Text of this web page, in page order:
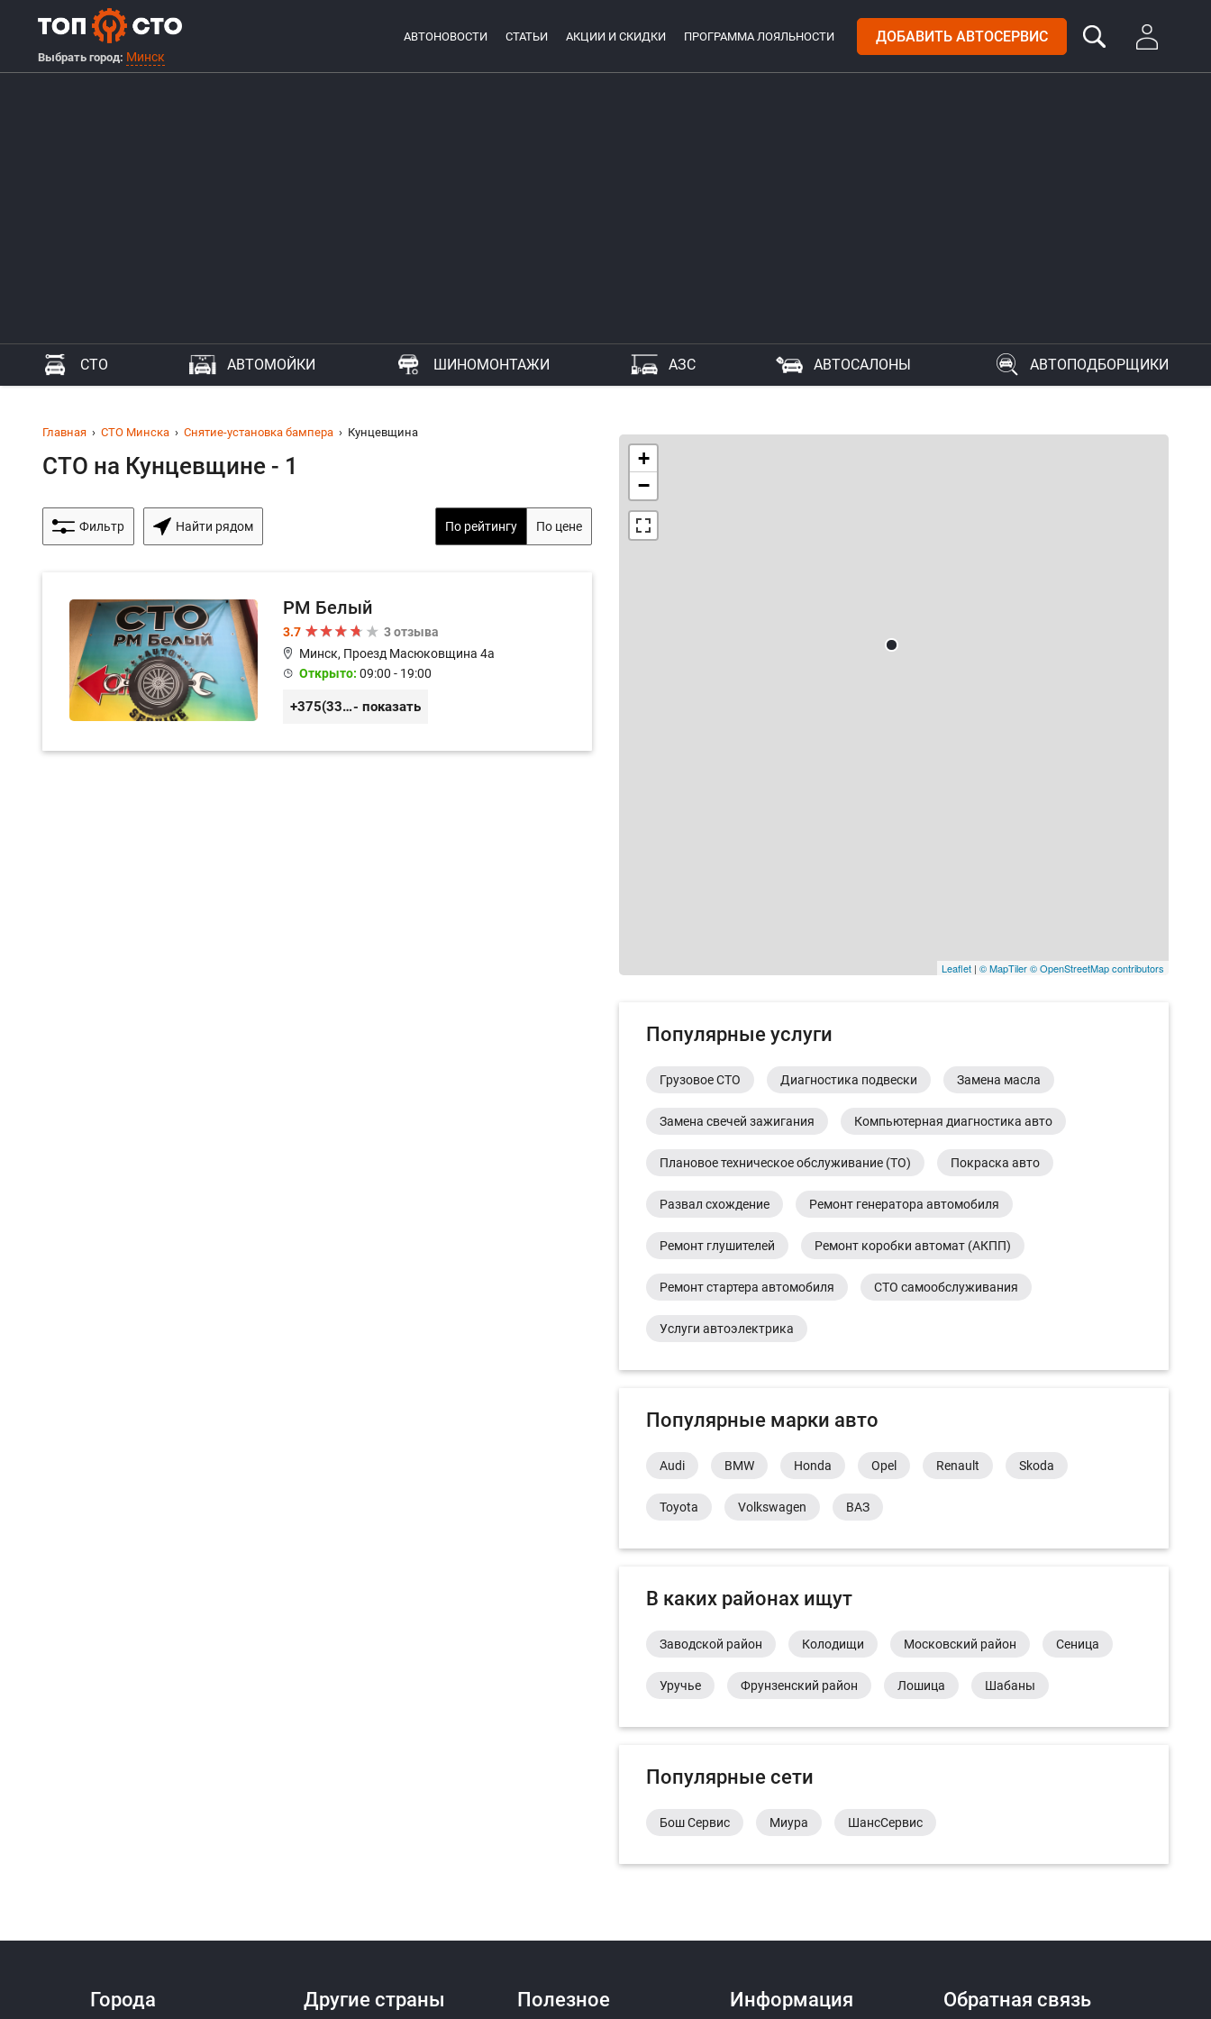
Выбрать город: Минск
АВТОНОВОСТИ СТАТЬИ АКЦИИ И СКИДКИ ПРОГРАММА ЛОЯЛЬНОСТИ ДОБАВИТЬ АВТОСЕРВИС
СТО АВТОМОЙКИ ШИНОМОНТАЖИ АЗС АВТОСАЛОНЫ АВТОПОДБОРЩИКИ
Главная СТО Минска Снятие-установка бампера Кунцевщина
СТО на Кунцевщине - 1
Фильтр Найти рядом По рейтингу По цене
РМ Белый
3.7
3 отзыва
Минск, Проезд Масюковщина 4а
Открыто: 09:00 - 19:00
+375(33)3-300-200- показать
+
−
Leaflet | © MapTiler© OpenStreetMap contributors
Популярные услуги
Грузовое СТО Диагностика подвески Замена масла
Замена свечей зажигания Компьютерная диагностика авто
Плановое техническое обслуживание (ТО) Покраска авто
Развал схождение Ремонт генератора автомобиля
Ремонт глушителей Ремонт коробки автомат (АКПП)
Ремонт стартера автомобиля СТО самообслуживания
Услуги автоэлектрика
Популярные марки авто
Audi BMW Honda Opel Renault Skoda
Toyota Volkswagen ВАЗ
В каких районах ищут
Заводской район Колодищи Московский район Сеница
Уручье Фрунзенский район Лошица Шабаны
Популярные сети
Бош Сервис Миура ШансСервис
Города Другие страны Полезное Информация Обратная связь